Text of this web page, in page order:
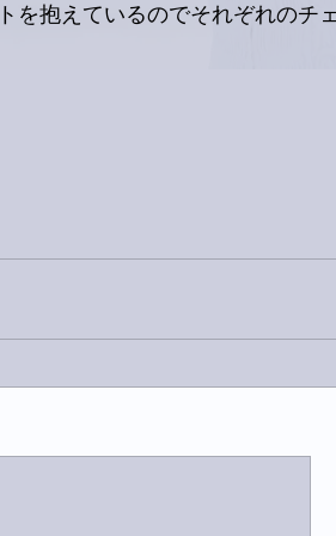
を抱えているのでそれぞれのチ